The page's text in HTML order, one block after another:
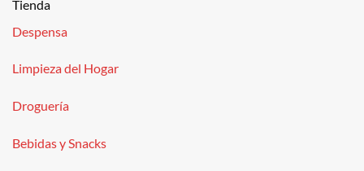
Tienda
Despensa
Limpieza del Hogar
Droguería
Bebidas y Snacks